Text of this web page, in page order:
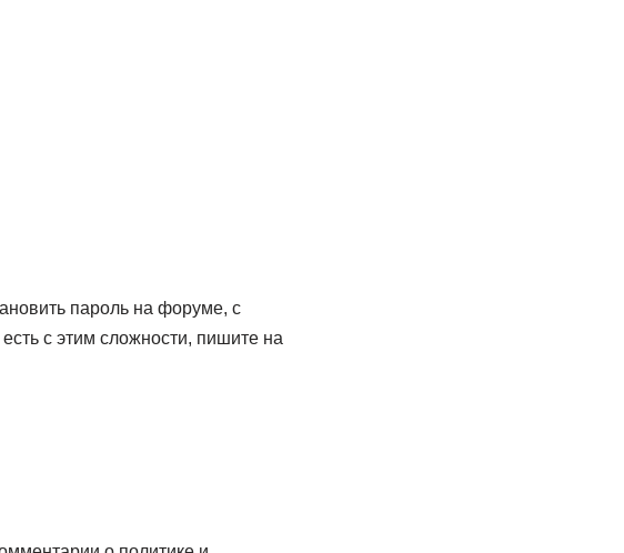
пароль на форуме, с
с этим сложности, пишите на